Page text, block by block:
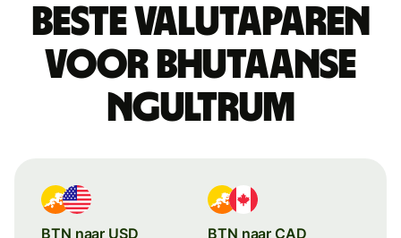
Beste valutaparen
voor Bhutaanse
ngultrum
BTN naar USD BTN naar CAD